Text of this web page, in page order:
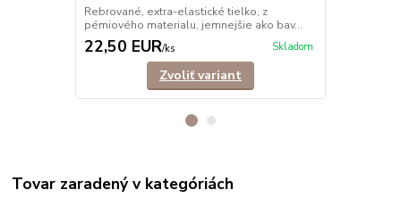
Rebrované, extra-elastické tielko, z
pémiového materialu, jemnejšie ako bav...
22,50 EUR/ks Skladom
Zvoliť variant
Tovar zaradený v kategóriách